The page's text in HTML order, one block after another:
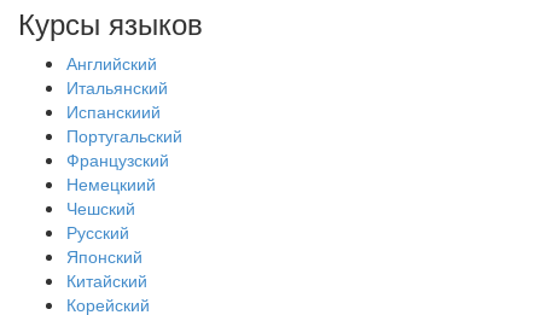
Курсы языков
Английский
Итальянский
Испанскиий
Португальский
Французский
Немецкиий
Чешский
Русский
Японский
Китайский
Корейский